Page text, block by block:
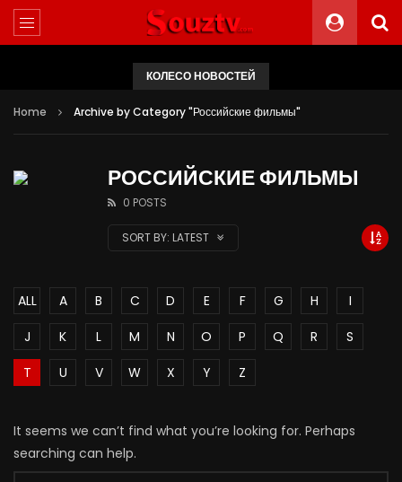
КОЛЕСО НОВОСТЕЙ
Home Archive by Category "Российские фильмы"
РОССИЙСКИЕ ФИЛЬМЫ
0 POSTS
SORT BY: LATEST
ALL A B C D E F G H
I
J
K L M N O P Q R
S
T
U V W X Y Z
It seems we can’t find what you’re looking for. Perhaps
searching can help.